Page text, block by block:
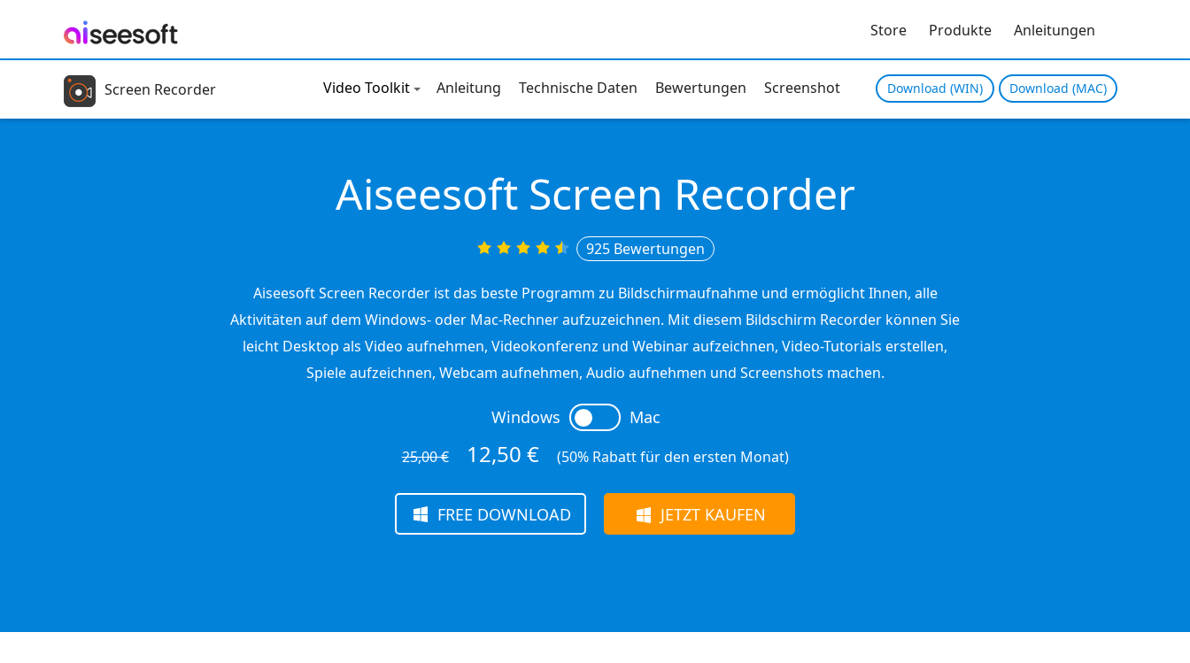
Store Produkte Anleitungen
Screen Recorder Video Toolkit Anleitung Technische Daten Bewertungen Screenshot Download (WIN) Download (MAC)
Aiseesoft Screen Recorder
925 Bewertungen
Aiseesoft Screen Recorder ist das beste Programm zu Bildschirmaufnahme und ermöglicht Ihnen, alle
Aktivitäten auf dem Windows- oder Mac-Rechner aufzuzeichnen. Mit diesem Bildschirm Recorder können Sie
leicht Desktop als Video aufnehmen, Videokonferenz und Webinar aufzeichnen, Video-Tutorials erstellen,
Spiele aufzeichnen, Webcam aufnehmen, Audio aufnehmen und Screenshots machen.
Windows Mac
25,00 € 12,50 € (50% Rabatt für den ersten Monat)
FREE DOWNLOAD JETZT KAUFEN